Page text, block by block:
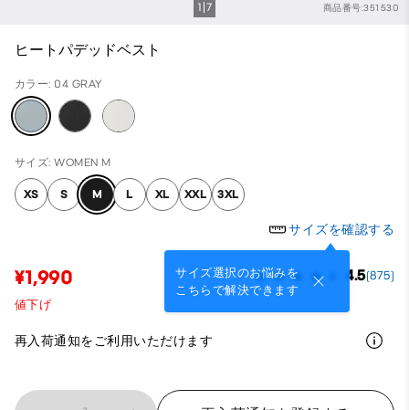
商品番号:351530
1 7
ヒートパデッドベスト
カラー: 04 GRAY
サイズ: WOMEN M
XS S M L XL XXL 3XL
サイズを確認する
サイズ選択のお悩みを
こちらで解決できます
¥1,990 4.5(875)
値下げ
再入荷通知をご利用いただけます